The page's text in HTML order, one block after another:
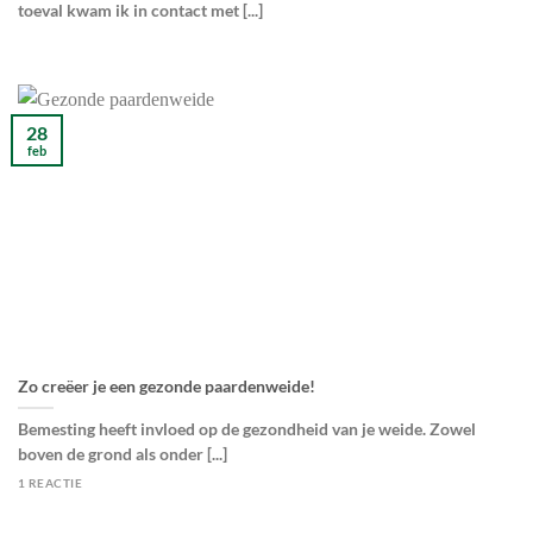
toeval kwam ik in contact met [...]
Zo creëer je een gezonde paardenweide!
Bemesting heeft invloed op de gezondheid van je weide. Zowel
boven de grond als onder [...]
1 REACTIE
28
feb